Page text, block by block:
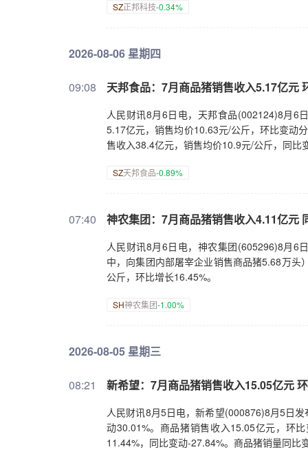
SZ正邦科技-0.34%
2026-08-06 星期四
09:08 天邦食品：7月商品猪销售收入5.17亿元
人民财讯8月6日电，天邦食品(002124)8月6
5.17亿元，销售均价10.63元/公斤，环比变动
售收入38.4亿元，销售均价10.9元/公斤，同
SZ天邦食品-0.89%
07:40 神农集团：7月商品猪销售收入4.11亿元
人民财讯8月6日电，神农集团(605296)8月6
中，向集团内部屠宰企业销售商品猪5.68万
公斤，环比增长16.45%。
SH神农集团-1.00%
2026-08-05 星期三
08:21 新希望：7月商品猪销售收入15.05亿元
人民财讯8月5日电，新希望(000876)8月5日
动30.01%。商品猪销售收入15.05亿元，环
11.44%，同比变动-27.84%。商品猪销量同比